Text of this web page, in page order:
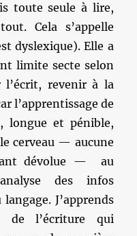
toute seule à lire,
Cela s’appelle
dyslexique). Elle a
limite secte selon
revenir à la
l’apprentissage de
longue et pénible,
cerveau — aucune
dévolue — au
des infos
J’apprends
de l’écriture qui